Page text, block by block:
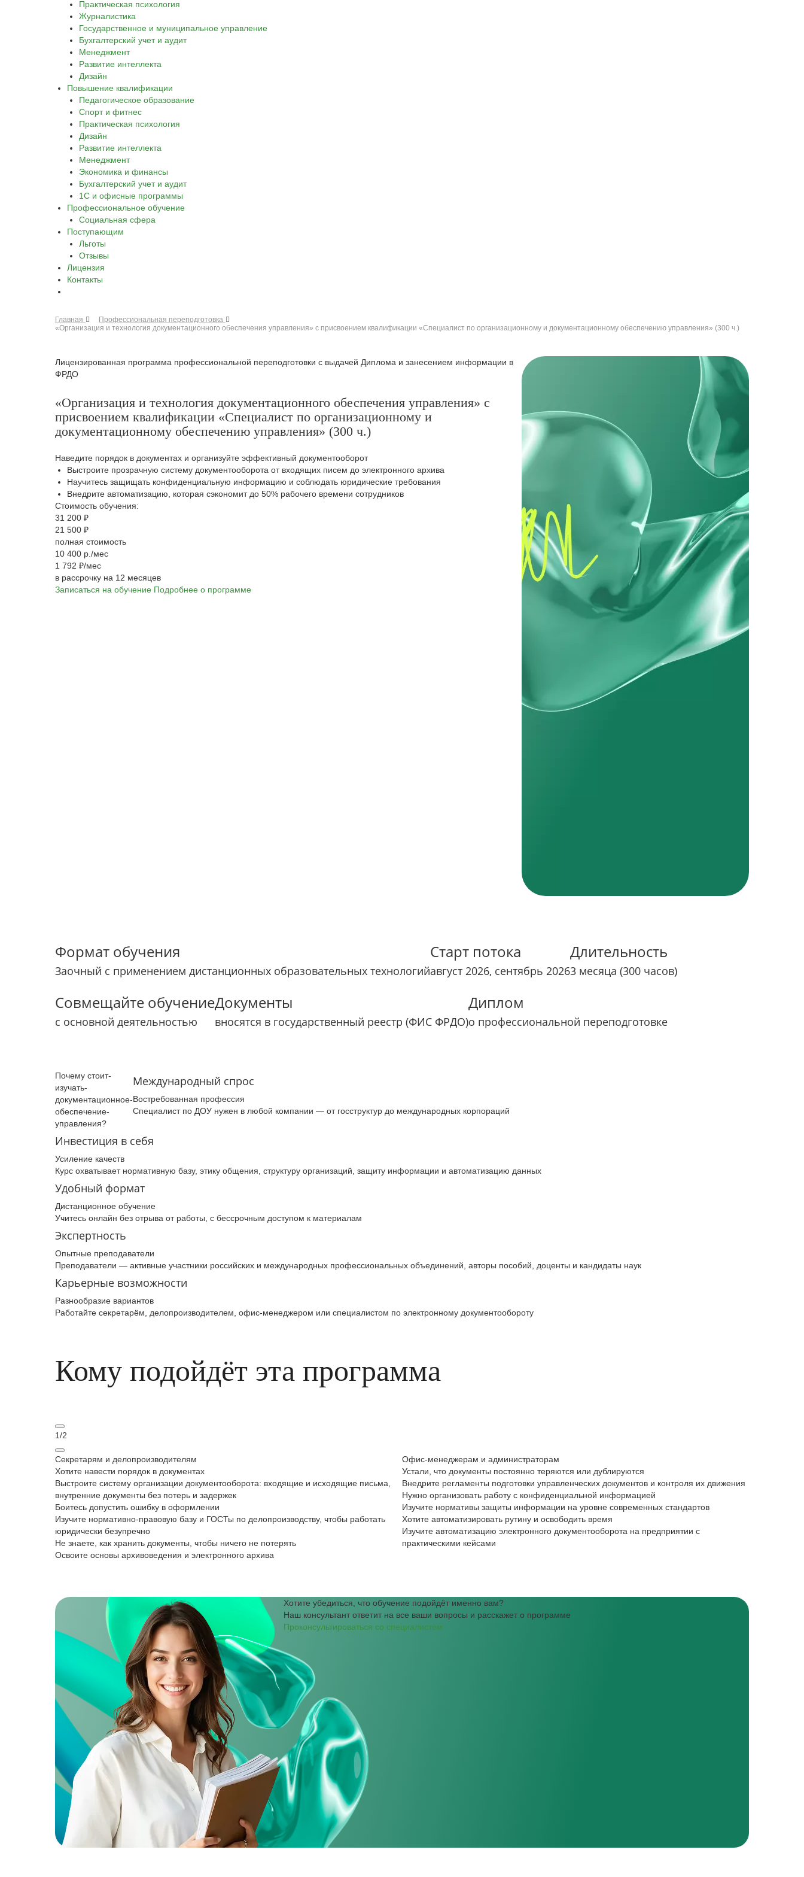
Практическая психология
Журналистика
Государственное и муниципальное управление
Бухгалтерский учет и аудит
Менеджмент
Развитие интеллекта
Дизайн
Повышение квалификации
Педагогическое образование
Спорт и фитнес
Практическая психология
Дизайн
Развитие интеллекта
Менеджмент
Экономика и финансы
Бухгалтерский учет и аудит
1С и офисные программы
Профессиональное обучение
Социальная сфера
Поступающим
Льготы
Отзывы
Лицензия
Контакты
Главная
Профессиональная переподготовка
«Организация и технология документационного обеспечения управления» с присвоением квалификации «Специалист по организационному и документационному обеспечению управления» (300 ч.)
Лицензированная программа профессиональной переподготовки с выдачей Диплома и занесением информации в
ФРДО
«Организация и технология документационного обеспечения управления» с
присвоением квалификации «Специалист по организационному и
документационному обеспечению управления» (300 ч.)
Наведите порядок в документах и организуйте эффективный документооборот
Выстроите прозрачную систему документооборота от входящих писем до электронного архива
Научитесь защищать конфиденциальную информацию и соблюдать юридические требования
Внедрите автоматизацию, которая сэкономит до 50% рабочего времени сотрудников
Стоимость обучения:
31 200 ₽
21 500 ₽
полная стоимость
10 400 р./мес
1 792 ₽/мес
в рассрочку на 12 месяцев
Записаться на обучение Подробнее о программе
Формат обучения
Заочный с применением дистанционных образовательных технологий
Старт потока
август 2026, сентябрь 2026
Длительность
3 месяца (300 часов)
Совмещайте обучение
с основной деятельностью
Документы
вносятся в государственный реестр (ФИС ФРДО)
Диплом
о профессиональной переподготовке
Почему­ стоит­
изучать­
документационное­
обеспечение­
управления­?
Международный спрос
Востребованная профессия
Специалист по ДОУ нужен в любой компании — от госструктур до международных корпораций
Инвестиция в себя
Усиление качеств
Курс охватывает нормативную базу, этику общения, структуру организаций, защиту информации и автоматизацию данных
Удобный формат
Дистанционное обучение
Учитесь онлайн без отрыва от работы, с бессрочным доступом к материалам
Экспертность
Опытные преподаватели
Преподаватели — активные участники российских и международных профессиональных объединений, авторы пособий, доценты и кандидаты наук
Карьерные возможности
Разнообразие вариантов
Работайте секретарём, делопроизводителем, офис-менеджером или специалистом по электронному документообороту
Кому подойдёт эта программа
1/2
Секретарям и делопроизводителям
Хотите навести порядок в документах
Выстроите систему организации документооборота: входящие и исходящие письма,
внутренние документы без потерь и задержек
Боитесь допустить ошибку в оформлении
Изучите нормативно-правовую базу и ГОСТы по делопроизводству, чтобы работать
юридически безупречно
Не знаете, как хранить документы, чтобы ничего не потерять
Освоите основы архивоведения и электронного архива
Офис-менеджерам и администраторам
Устали, что документы постоянно теряются или дублируются
Внедрите регламенты подготовки управленческих документов и контроля их движения
Нужно организовать работу с конфиденциальной информацией
Изучите нормативы защиты информации на уровне современных стандартов
Хотите автоматизировать рутину и освободить время
Изучите автоматизацию электронного документооборота на предприятии с
практическими кейсами
Хотите убедиться, что обучение подойдёт именно вам?
Наш консультант ответит на все ваши вопросы и расскажет о программе
Проконсультироваться со специалистом